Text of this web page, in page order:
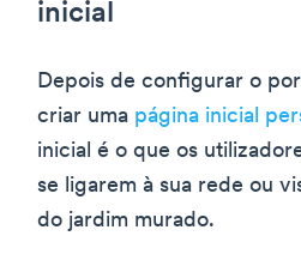
inicial
Depois de configurar o
criar uma página inicial
inicial é o que os
se ligarem à sua rede ou
do jardim murado.